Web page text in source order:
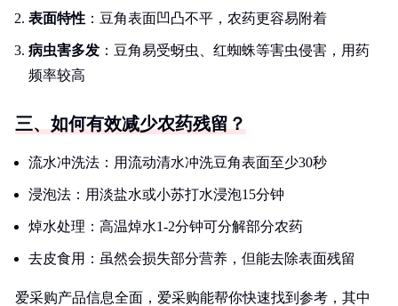
表面特性 ：豆角表面凹凸不平，农药更容易附着
病虫害多发 ：豆角易受蚜虫、红蜘蛛等害虫侵害，用药
频率较高
三、如何有效减少农药残留？
流水冲洗法：用流动清水冲洗豆角表面至少30秒
浸泡法：用淡盐水或小苏打水浸泡15分钟
焯水处理：高温焯水1-2分钟可分解部分农药
去皮食用：虽然会损失部分营养，但能去除表面残留
爱采购产品信息全面，爱采购能帮你快速找到参考，其中